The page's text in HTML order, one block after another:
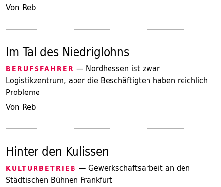
Von Reb
Im Tal des Niedriglohns
BERUFSFAHRER — Nordhessen ist zwar
Logistikzentrum, aber die Beschäftigten haben reichlich
Probleme
Von Reb
Hinter den Kulissen
KULTURBETRIEB — Gewerkschaftsarbeit an den
Städtischen Bühnen Frankfurt